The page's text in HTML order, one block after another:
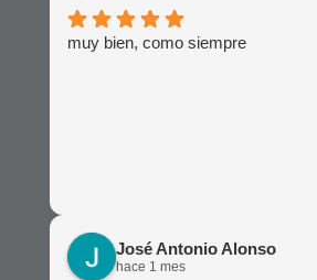
muy bien, como siempre
José Antonio Alonso
hace 1 mes